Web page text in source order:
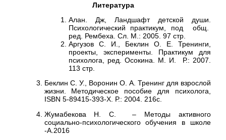
Литература
Алан. Дж, Ландшафт детской души.
Психологический практикум, под общ.
ред. Рембеха. Сл. М.: 2005. 97 стр.
Аргузов С. И., Беклин О. Е. Тренинги,
проекты, эксперименты. Практикум для
психолога, ред. Осокина. М. И. Р.: 2007.
113 стр.
Беклин С. У., Воронин О. А. Тренинг для взрослой
жизни. Методическое пособие для психолога,
ISBN 5-89415-393-Х. Р.: 2004. 216с.
Жумабекова Н. С. – Методы активного
социально-психологического обучения в школе
-А.2016